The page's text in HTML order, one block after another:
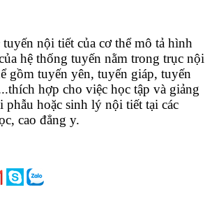
nội tiết của cơ thể mô tả hình
hệ thống tuyến nằm trong trục nội
gồm tuyến yên, tuyến giáp, tuyến
hợp cho việc học tập và giảng
phẫu hoặc sinh lý nội tiết tại các
cao đẳng y.